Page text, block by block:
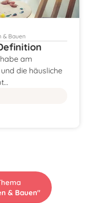
& Bauen
am
die häusliche
& Bauen"